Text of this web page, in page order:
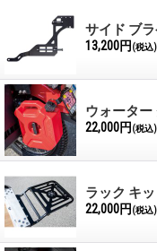
サイド ブ
13,200円 (税込)
ウォーター
22,000円 (税込)
ラック キッ
22,000円 (税込)